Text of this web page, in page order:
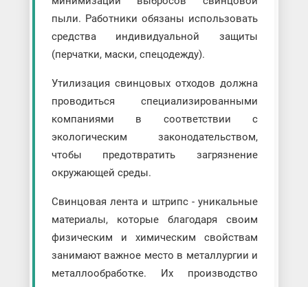
пыли. Работники обязаны использовать
средства индивидуальной защиты
(перчатки, маски, спецодежду).
Утилизация свинцовых отходов должна
проводиться специализированными
компаниями в соответствии с
экологическим законодательством,
чтобы предотвратить загрязнение
окружающей среды.
Свинцовая лента и штрипс - уникальные
материалы, которые благодаря своим
физическим и химическим свойствам
занимают важное место в металлургии и
металлообработке. Их производство